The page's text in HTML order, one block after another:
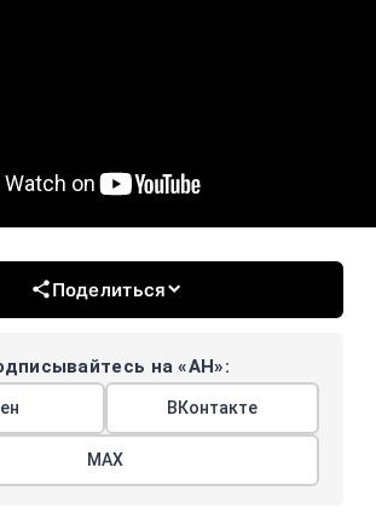
Поделиться
на «АН»:
ВКонтакте
МАХ